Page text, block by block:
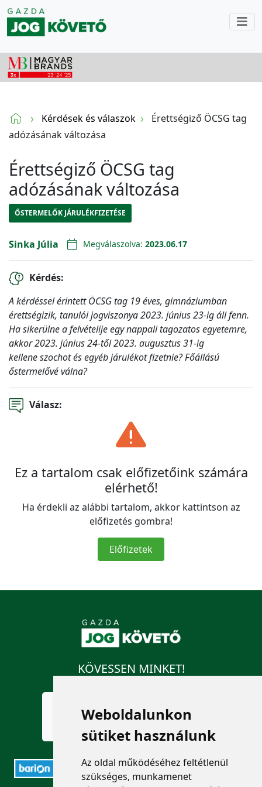
Weboldalunkon
sütiket használunk
Az oldal működéséhez feltétlenül
szükséges, munkamenet
Kérdések és válaszok
Érettségiző ÖCSG tag
adózásának változása
Érettségiző ÖCSG tag
adózásának változása
ŐSTERMELŐK JÁRULÉKFIZETÉSE
Sinka Júlia Megválaszolva: 2023.06.17
Kérdés:
A kérdéssel érintett ÖCSG tag 19 éves, gimnáziumban
érettségizik, tanulói jogviszonya 2023. június 23-ig áll fenn.
Ha sikerülne a felvételije egy nappali tagozatos egyetemre,
akkor 2023. június 24-től 2023. augusztus 31-ig
kellene szochot és egyéb járulékot fizetnie? Főállású
őstermelővé válna?
Válasz:
Ez a tartalom csak előfizetőink számára
elérhető!
Ha érdekli az alábbi tartalom, akkor kattintson az
előfizetés gombra!
Előfizetek
KÖVESSEN MINKET!